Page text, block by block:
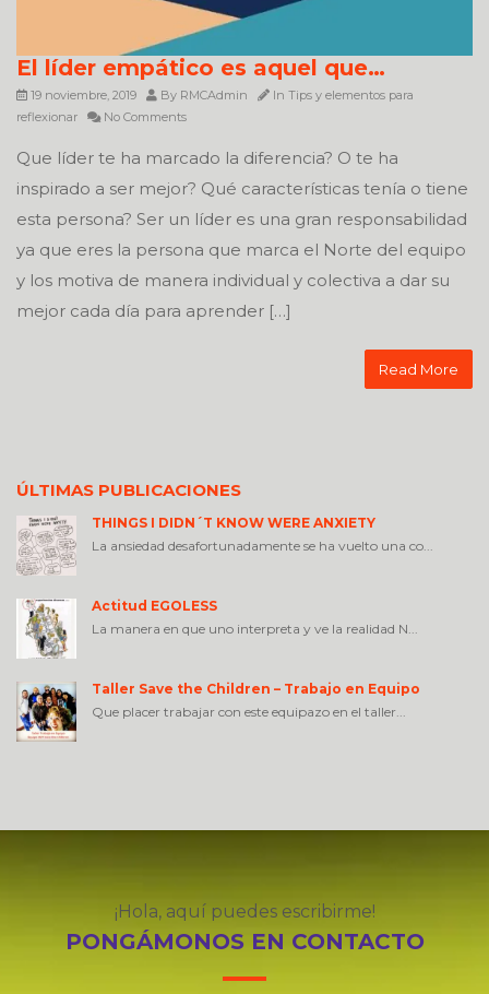
El líder empático es aquel que…
19 noviembre, 2019 By RMCAdmin In Tips y elementos para
reflexionar
No Comments
Que líder te ha marcado la diferencia? O te ha
inspirado a ser mejor? Qué características tenía o tiene
esta persona? Ser un líder es una gran responsabilidad
ya que eres la persona que marca el Norte del equipo
y los motiva de manera individual y colectiva a dar su
mejor cada día para aprender […]
Read More
ÚLTIMAS PUBLICACIONES
THINGS I DIDN´T KNOW WERE ANXIETY
La ansiedad desafortunadamente se ha vuelto una co...
Actitud EGOLESS
La manera en que uno interpreta y ve la realidad N...
Taller Save the Children – Trabajo en Equipo
Que placer trabajar con este equipazo en el taller...
¡Hola, aquí puedes escribirme!
PONGÁMONOS EN CONTACTO